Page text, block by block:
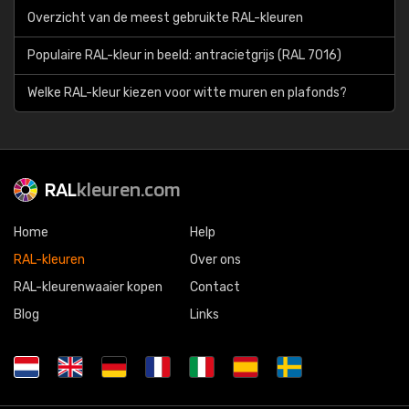
Overzicht van de meest gebruikte RAL-kleuren
Populaire RAL-kleur in beeld: antracietgrijs (RAL 7016)
Welke RAL-kleur kiezen voor witte muren en plafonds?
RALkleuren.com
Home
RAL-kleuren
RAL-kleurenwaaier kopen
Blog
Help
Over ons
Contact
Links